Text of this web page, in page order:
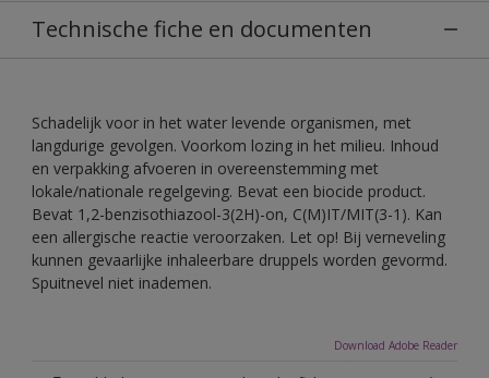
Technische fiche en documenten
Schadelijk voor in het water levende organismen, met
langdurige gevolgen. Voorkom lozing in het milieu. Inhoud
en verpakking afvoeren in overeenstemming met
lokale/nationale regelgeving. Bevat een biocide product.
Bevat 1,2-benzisothiazool-3(2H)-on, C(M)IT/MIT(3-1). Kan
een allergische reactie veroorzaken. Let op! Bij verneveling
kunnen gevaarlijke inhaleerbare druppels worden gevormd.
Spuitnevel niet inademen.
Download Adobe Reader